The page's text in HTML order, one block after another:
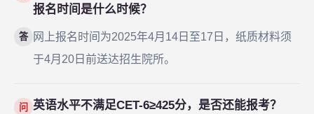
报名时间是什么时候？
答
网上报名时间为2025年4月14日至17日，纸质材料须
于4月20日前送达招生院所。
问 英语水平不满足CET-6≥425分，是否还能报考？